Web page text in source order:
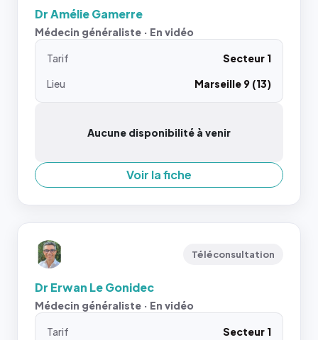
Dr Amélie Gamerre
Médecin généraliste · En vidéo
Tarif
Secteur 1
Lieu
Marseille 9 (13)
Aucune disponibilité à venir
Voir la fiche
Téléconsultation
Dr Erwan Le Gonidec
Médecin généraliste · En vidéo
Tarif
Secteur 1